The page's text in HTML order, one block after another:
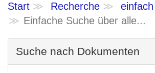
Start Recherche
einfach
Einfache Suche über alle...
Suche nach Dokumenten